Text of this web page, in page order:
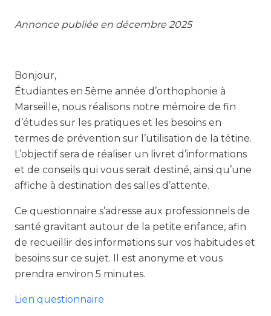
Annonce publiée en décembre 2025
Bonjour,
Étudiantes en 5ème année d’orthophonie à
Marseille, nous réalisons notre mémoire de fin
d’études sur les pratiques et les besoins en
termes de prévention sur l’utilisation de la tétine.
L’objectif sera de réaliser un livret d’informations
et de conseils qui vous serait destiné, ainsi qu’une
affiche à destination des salles d’attente.
Ce questionnaire s’adresse aux professionnels de
santé gravitant autour de la petite enfance, afin
de recueillir des informations sur vos habitudes et
besoins sur ce sujet. Il est anonyme et vous
prendra environ 5 minutes.
Lien questionnaire